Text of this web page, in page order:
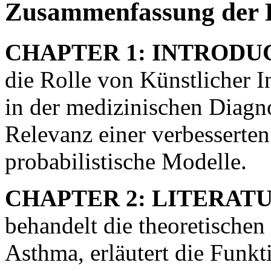
Zusammenfassung der
CHAPTER 1:
die Rolle von Künstlicher
in der medizinischen
Relevanz einer
probabilistische Modelle.
CHAPTER 2:
behandelt die
Asthma, erläutert die